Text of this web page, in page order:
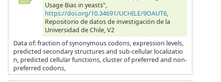
Usage Bias in yeasts",
https://doi.org/10.34691/UCHILE/9OAUT6,
Repositorio de datos de investigación de la
Universidad de Chile, V2
Data of: fraction of synonymous codons, expression levels,
predicted secondary structures and sub-cellular localizatio
n, predicted cellular functions, cluster of preferred and non-
preferred codons,